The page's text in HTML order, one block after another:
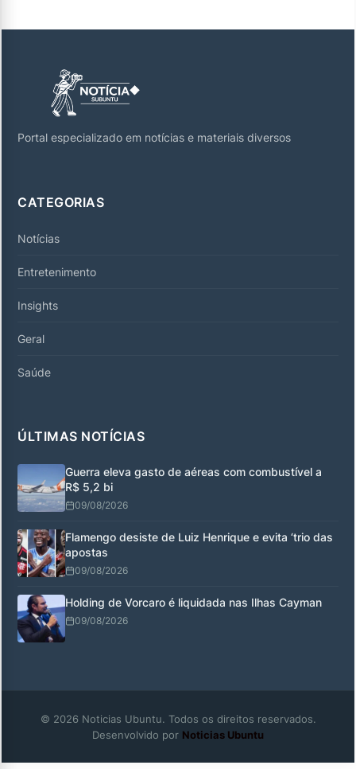
Portal especializado em notícias e materiais diversos
CATEGORIAS
Notícias
Entretenimento
Insights
Geral
Saúde
ÚLTIMAS NOTÍCIAS
Guerra eleva gasto de aéreas com combustível a
R$ 5,2 bi
09/08/2026
Flamengo desiste de Luiz Henrique e evita ‘trio das
apostas
09/08/2026
Holding de Vorcaro é liquidada nas Ilhas Cayman
09/08/2026
© 2026 Noticias Ubuntu. Todos os direitos reservados.
Desenvolvido por Noticias Ubuntu